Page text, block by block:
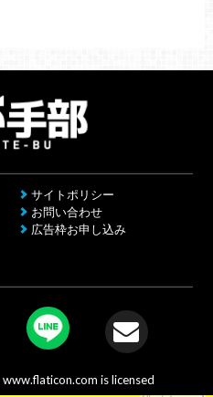
サイトポリシー
お問い合わせ
広告枠お申し込み
www.flaticon.com is licensed